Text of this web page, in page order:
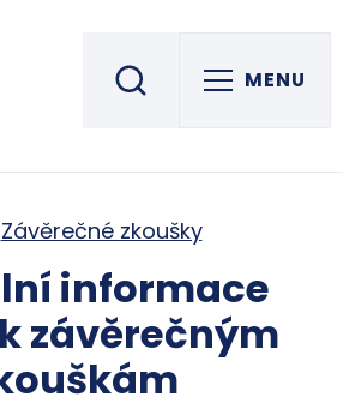
elektrotechniky a řemesel MENU
Závěrečné zkoušky
informace
závěrečným